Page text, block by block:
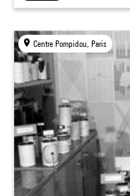
Centre Pompidou, Paris